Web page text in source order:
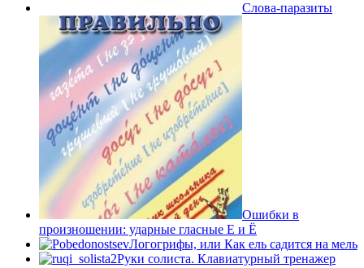
Слова-паразиты
Ошибки в
произношении: ударные гласные Е и Ё
Логогрифы, или Как ель садится на мель
Руки солиста. Клавиатурный тренажер